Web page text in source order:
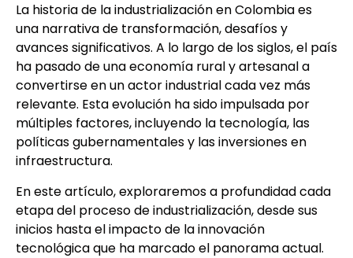
La historia de la industrialización en Colombia es
una narrativa de transformación, desafíos y
avances significativos. A lo largo de los siglos, el país
ha pasado de una economía rural y artesanal a
convertirse en un actor industrial cada vez más
relevante. Esta evolución ha sido impulsada por
múltiples factores, incluyendo la tecnología, las
políticas gubernamentales y las inversiones en
infraestructura.
En este artículo, exploraremos a profundidad cada
etapa del proceso de industrialización, desde sus
inicios hasta el impacto de la innovación
tecnológica que ha marcado el panorama actual.